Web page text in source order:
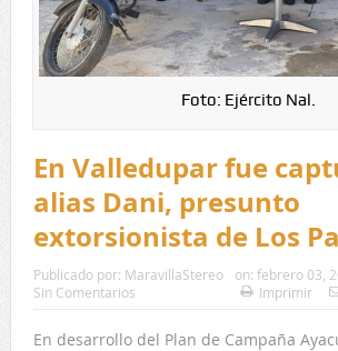
Foto: Ejército Nal.
En Valledupar fue
alias Dani, presunto
extorsionista de Los
Publicado por: MaravillaStereo on: febrero 03,
Sin Comentarios
Imprimir
En desarrollo del Plan de Campaña